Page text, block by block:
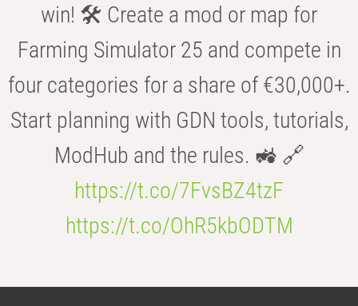
win! 🛠️ Create a mod or map for
Farming Simulator 25 and compete in
four categories for a share of €30,000+.
Start planning with GDN tools, tutorials,
ModHub and the rules. 🚜 🔗
https://t.co/7FvsBZ4tzF
https://t.co/OhR5kbODTM